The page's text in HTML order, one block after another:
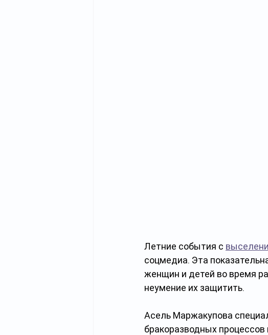
Летние события с
соцмедиа. Эта
женщин и детей во время
неумение их защитить.
Асель Маржакупова
бракоразводных